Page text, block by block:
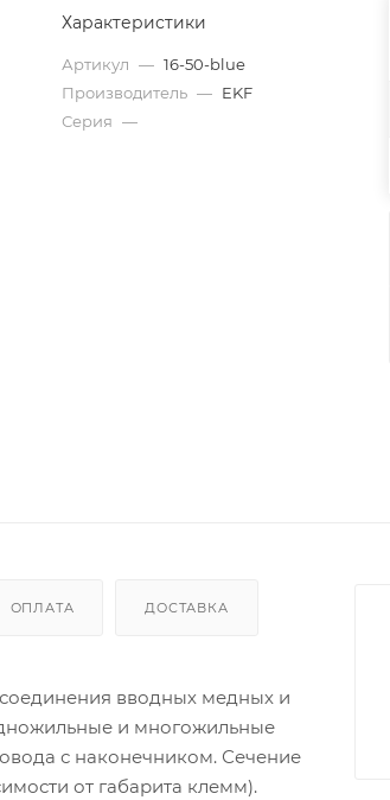
Характеристики
Артикул — 16-50-blue
Производитель — EKF
Серия —
ОПЛАТА ДОСТАВКА
вводных медных и
и многожильные
с наконечником. Сечение
от габарита клемм).